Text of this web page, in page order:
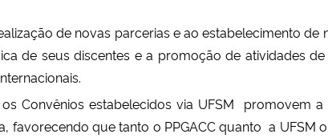
de novas parcerias e ao estabelecimento
de seus discentes e a promoção de atividades
Convênios estabelecidos via UFSM promovem a
favorecendo que tanto o PPGACC quanto a